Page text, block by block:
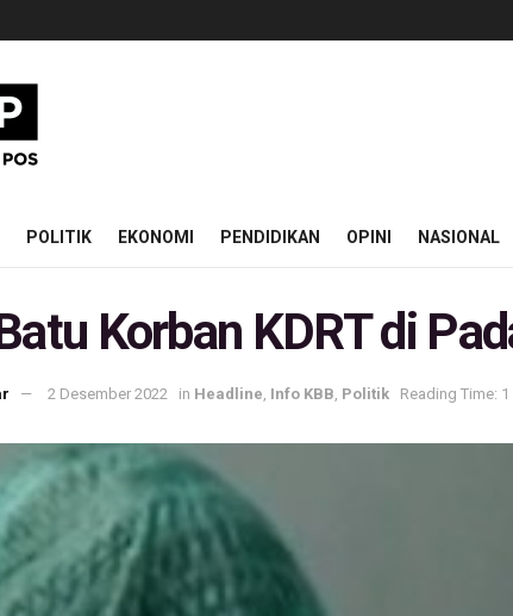
POLITIK EKONOMI PENDIDIKAN OPINI NASIONAL
Korban KDRT di
2 Desember 2022 in Headline Info KBB Politik Reading Time: 1